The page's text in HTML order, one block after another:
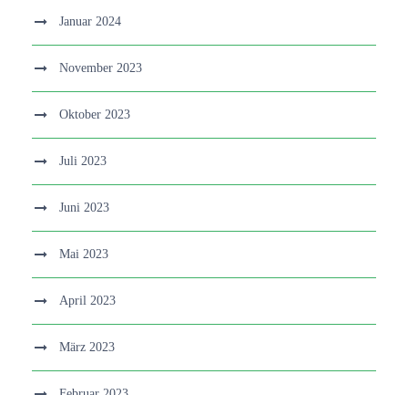
Januar 2024
November 2023
Oktober 2023
Juli 2023
Juni 2023
Mai 2023
April 2023
März 2023